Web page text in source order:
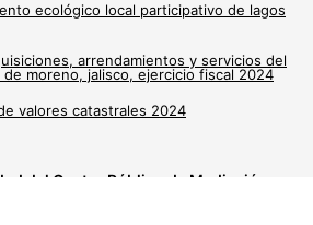
ecológico local participativo de lagos
arrendamientos y servicios del
moreno, jalisco, ejercicio fiscal 2024
valores catastrales 2024
del Centro Público de Mediación